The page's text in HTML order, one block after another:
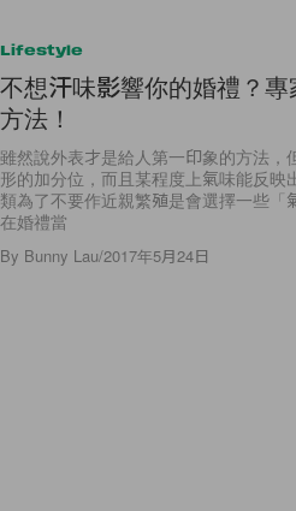
Lifestyle
不想汗味影響你的婚禮？
方法！
雖然說外表才是給人第一印象的方法，
形的加分位，而且某程度上氣味能反映
類為了不要作近親繁殖是會選擇一些
在婚禮當
By Bunny Lau/2017年5月24日